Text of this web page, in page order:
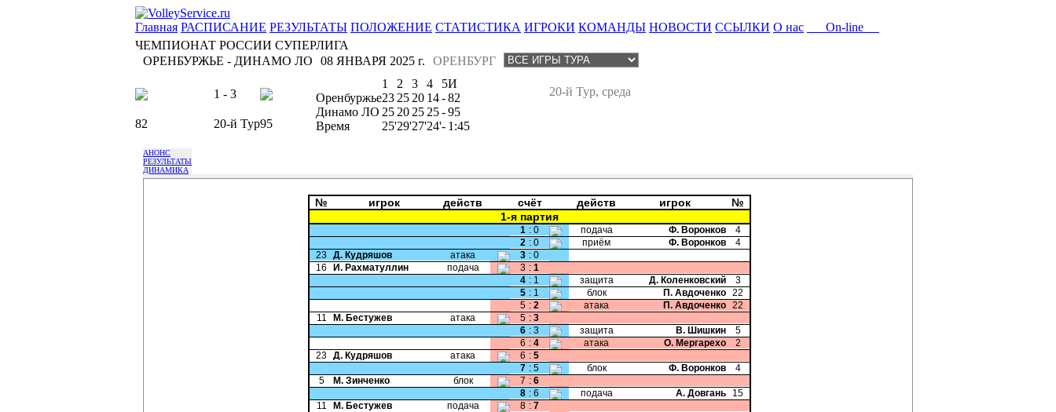
Главная РАСПИСАНИЕ РЕЗУЛЬТАТЫ ПОЛОЖЕНИЕ СТАТИСТИКА ИГРОКИ КОМАНДЫ НОВОСТИ ССЫЛКИ О нас
On-line
ЧЕМПИОНАТ РОССИИ СУПЕРЛИГА
ОРЕНБУРЖЬЕ - ДИНАМО ЛО
ОРЕНБУРГ
08 ЯНВАРЯ 2025 г.
1 - 3
82 20-й Тур95
20-й Тур, среда
1 2 3 4 5И
Оренбуржье23 25 20 14-82
Динамо ЛО 25 20 25 25-95
Время
25'29'27'24'- 1:45
АНОНС
РЕЗУЛЬТАТЫ
ДИНАМИКА
№ игрок действ счёт действ игрок
№
1-я партия
1 : 0 подача Ф. Воронков
4
2 : 0 приём Ф. Воронков
4
23 Д. Кудряшов атака 3 : 0
16
И. Рахматуллин подача 3 : 1
4 : 1 защита Д. Коленковский
3
5 : 1 блок П. Авдоченко 22
5 : 2 атака П. Авдоченко 22
11
М. Бестужев атака 5 : 3
6 : 3 защита В. Шишкин
5
6 : 4 атака О. Мергарехо
2
23 Д. Кудряшов атака 6 : 5
7 : 5 блок Ф. Воронков
4
5
М. Зинченко блок 7 : 6
8 : 6 подача А. Довгань
15
11
М. Бестужев подача 8 : 7